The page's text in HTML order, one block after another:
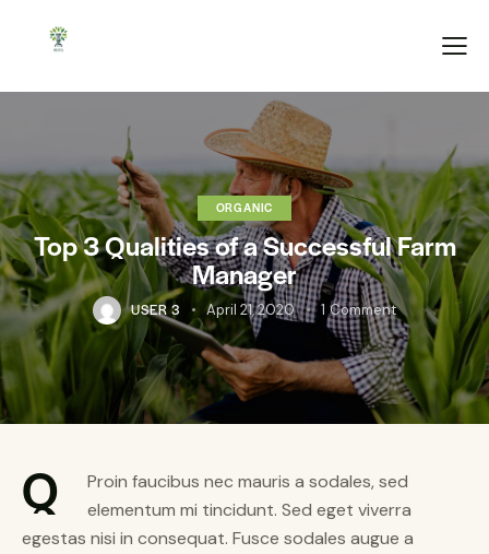
ORGANIC
Top 3 Qualities of a Successful Farm
Manager
USER 3 April 21, 2020 1 Comment
Q
Proin faucibus nec mauris a sodales, sed
elementum mi tincidunt. Sed eget viverra
egestas nisi in consequat. Fusce sodales augue a